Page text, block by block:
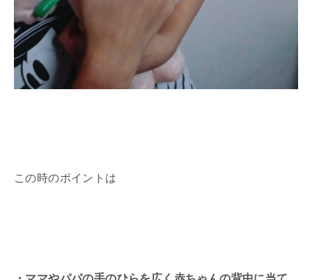
この時のポイントは